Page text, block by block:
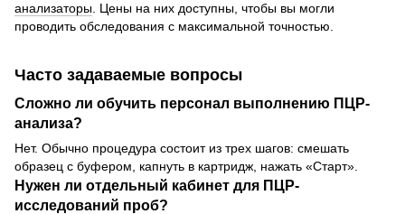
анализаторы. Цены на них доступны, чтобы вы могли
проводить обследования с максимальной точностью.
Часто задаваемые вопросы
Сложно ли обучить персонал выполнению ПЦР-
анализа?
Нет. Обычно процедура состоит из трех шагов: смешать
образец с буфером, капнуть в картридж, нажать «Старт».
Нужен ли отдельный кабинет для ПЦР-
исследований проб?